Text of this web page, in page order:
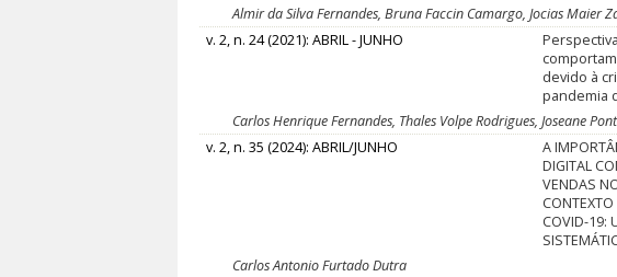
Almir da Silva Fernandes, Bruna Faccin Camargo, Jocias Maier
v. 2, n. 24 (2021): ABRIL - JUNHO
devido à
pandemia
Carlos Henrique Fernandes, Thales Volpe Rodrigues, Joseane
v. 2, n. 35 (2024): ABRIL/JUNHO
A
DIGITAL
VENDAS
COVID-19:
Carlos Antonio Furtado Dutra